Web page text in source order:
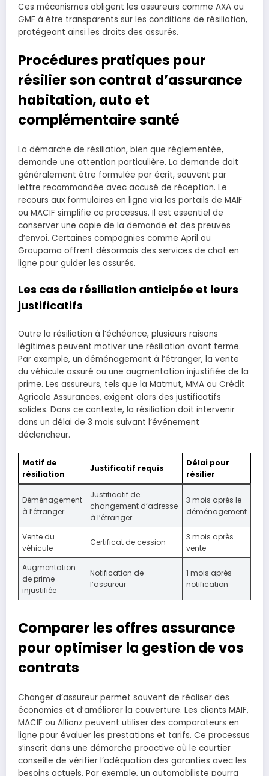
Ces mécanismes obligent les assureurs comme AXA ou
GMF à être transparents sur les conditions de résiliation,
protégeant ainsi les droits des assurés.
Procédures pratiques pour
résilier son contrat d’assurance
habitation, auto et
complémentaire santé
La démarche de résiliation, bien que réglementée,
demande une attention particulière. La demande doit
généralement être formulée par écrit, souvent par
lettre recommandée avec accusé de réception. Le
recours aux formulaires en ligne via les portails de MAIF
ou MACIF simplifie ce processus. Il est essentiel de
conserver une copie de la demande et des preuves
d’envoi. Certaines compagnies comme April ou
Groupama offrent désormais des services de chat en
ligne pour guider les assurés.
Les cas de résiliation anticipée et leurs
justificatifs
Outre la résiliation à l’échéance, plusieurs raisons
légitimes peuvent motiver une résiliation avant terme.
Par exemple, un déménagement à l’étranger, la vente
du véhicule assuré ou une augmentation injustifiée de la
prime. Les assureurs, tels que la Matmut, MMA ou Crédit
Agricole Assurances, exigent alors des justificatifs
solides. Dans ce contexte, la résiliation doit intervenir
dans un délai de 3 mois suivant l’événement
déclencheur.
Motif de
résiliation
Justificatif requis
Délai pour
résilier
Déménagement
à l’étranger
Justificatif de
changement d’adresse
à l’étranger
3 mois après le
déménagement
Vente du
véhicule
Certificat de cession
3 mois après
vente
Augmentation
de prime
injustifiée
Notification de
l’assureur
1 mois après
notification
Comparer les offres assurance
pour optimiser la gestion de vos
contrats
Changer d’assureur permet souvent de réaliser des
économies et d’améliorer la couverture. Les clients MAIF,
MACIF ou Allianz peuvent utiliser des comparateurs en
ligne pour évaluer les prestations et tarifs. Ce processus
s’inscrit dans une démarche proactive où le courtier
conseille de vérifier l’adéquation des garanties avec les
besoins actuels. Par exemple, un automobiliste pourra